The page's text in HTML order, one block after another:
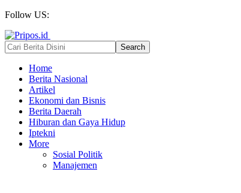
Follow US:
Home
Berita Nasional
Artikel
Ekonomi dan Bisnis
Berita Daerah
Hiburan dan Gaya Hidup
Iptekni
More
Sosial Politik
Manajemen